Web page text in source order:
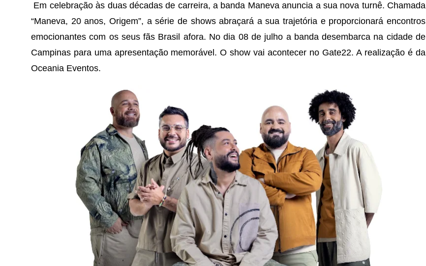
Em celebração às duas décadas de carreira, a banda Maneva anuncia a sua nova turnê. Chamada
“Maneva, 20 anos, Origem”, a série de shows abraçará a sua trajetória e proporcionará encontros
emocionantes com os seus fãs Brasil afora. No dia 08 de julho a banda desembarca na cidade de
Campinas para uma apresentação memorável. O show vai acontecer no Gate22.A realização é da
Oceania Eventos.